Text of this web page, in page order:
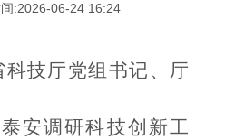
:2026-06-24 16:24
科技厅党组书记、厅
安调研科技创新工